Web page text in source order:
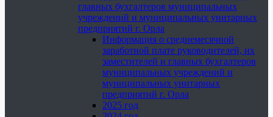
главных бухгалтеров муниципальных
учреждений и муниципальных унитарных
предприятий г. Орла
Информация о среднемесячной
заработной плате руководителей, их
заместителей и главных бухгалтеров
муниципальных учреждений и
муниципальных унитарных
предприятий г. Орла
2025 год